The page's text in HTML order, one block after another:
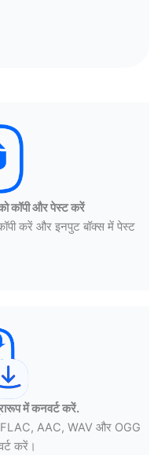
कॉपी और पेस्ट करें
करें और इनपुट बॉक्स में पेस्ट
में कनवर्ट करें.
FLAC, AAC, WAV और OGG
करें।